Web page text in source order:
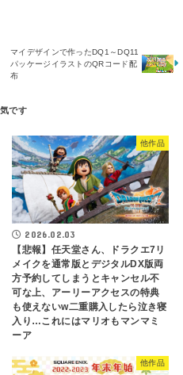
マイデザインで作ったDQ1～DQ11
パッケージイラストのQRコード配
布
他作品
2026.02.03
【悲報】任天堂さん、ドラクエ7リ
メイクを通常版とデジタルDX版両
方予約してしまうとキャンセル不
可な上、アーリーアクセスの特典
も使えないw二重購入したら泣き寝
入り…これにはマリオもマンマミ
ーア
他作品